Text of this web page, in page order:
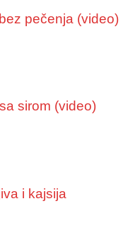
pečenja (video)
sirom (video)
i kajsija